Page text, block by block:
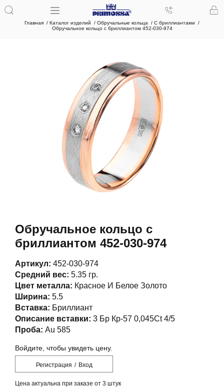
Главная Каталог изделий Обручальные кольца
С бриллиантами
Обручальное кольцо с бриллиантом 452-030-974
Обручальное кольцо с
бриллиантом 452-030-974
Артикул: 452-030-974
Средний вес: 5.35 гр.
Цвет металла: Красное И Белое Золото
Ширина: 5.5
Вставка: Бриллиант
Описание вставки: 3 Бр Кр-57 0,045Ct 4/5
Проба: Au 585
Войдите, чтобы увидеть цену.
Регистрация / Вход
Цена актуальна при заказе от 3 штук